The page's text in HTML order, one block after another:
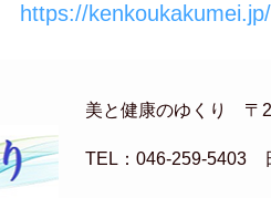
https://kenkoukakumei.jp/
美と健康のゆくり 〒
TEL：046-259-5403